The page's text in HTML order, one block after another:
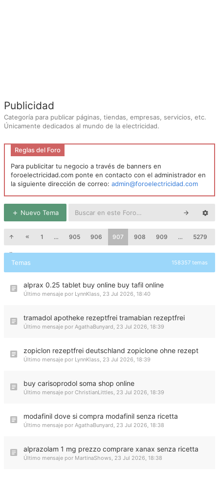
Publicidad
Categoría para publicar páginas, tiendas, empresas, servicios, etc.
Únicamente dedicados al mundo de la electricidad.
Reglas del Foro
Para publicitar tu negocio a través de banners en
foroelectricidad.com ponte en contacto con el administrador en
la siguiente dirección de correo: admin@foroelectricidad.com
Nuevo Tema
1 … 905 906 907 908 909 … 5279
Temas 158357 temas
alprax 0.25 tablet buy online buy tafil online
Último mensaje por LynnKlass, 23 Jul 2026, 18:40
tramadol apotheke rezeptfrei tramabian rezeptfrei
Último mensaje por AgathaBunyard, 23 Jul 2026, 18:39
zopiclon rezeptfrei deutschland zopiclone ohne rezept
Último mensaje por LynnKlass, 23 Jul 2026, 18:39
buy carisoprodol soma shop online
Último mensaje por ChristianLittles, 23 Jul 2026, 18:39
modafinil dove si compra modafinil senza ricetta
Último mensaje por AgathaBunyard, 23 Jul 2026, 18:38
alprazolam 1 mg prezzo comprare xanax senza ricetta
Último mensaje por MartinaShows, 23 Jul 2026, 18:38